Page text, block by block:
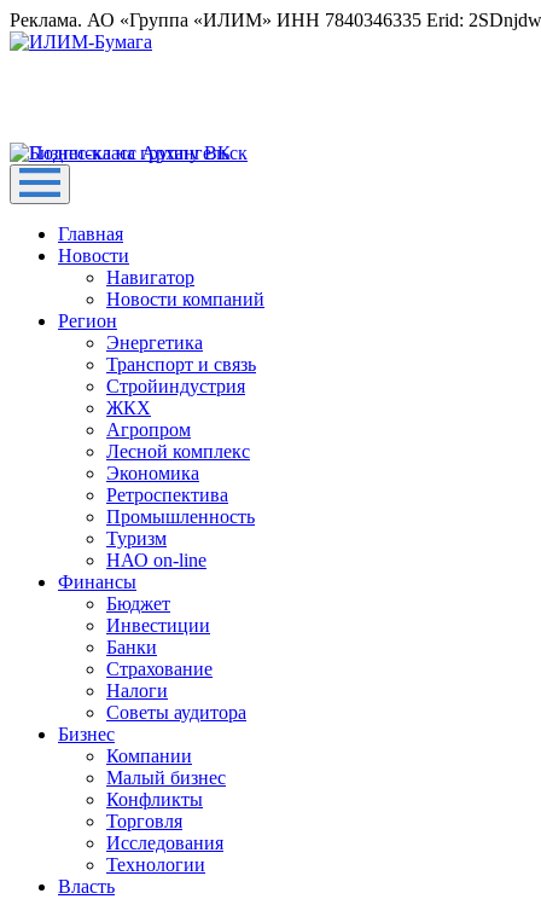
Реклама. АО «Группа «ИЛИМ» ИНН 7840346335 Erid:
Главная
Новости
Навигатор
Новости компаний
Регион
Энергетика
Транспорт и связь
Стройиндустрия
ЖКХ
Агропром
Лесной комплекс
Экономика
Ретроспектива
Промышленность
Туризм
НАО on-line
Финансы
Бюджет
Инвестиции
Банки
Страхование
Налоги
Советы аудитора
Бизнес
Компании
Малый бизнес
Конфликты
Торговля
Исследования
Технологии
Власть